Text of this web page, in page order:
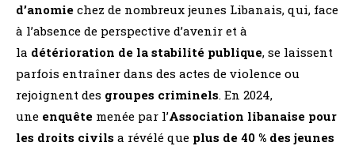
d’anomie chez de nombreux jeunes Libanais, qui, face
à l’absence de perspective d’avenir et à
la détérioration de la stabilité publique, se laissent
parfois entraîner dans des actes de violence ou
rejoignent des groupes criminels. En 2024,
une enquête menée par l’Association libanaise pour
les droits civils a révélé que plus de 40 % des jeunes